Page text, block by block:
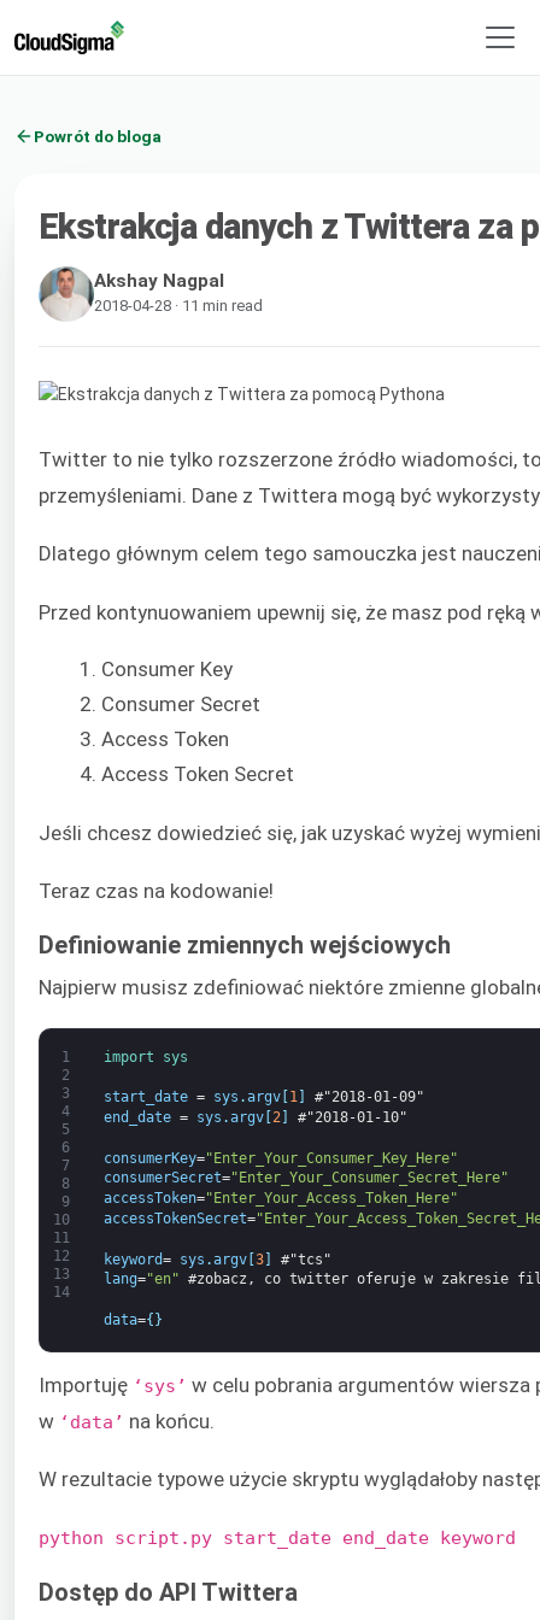
Powrót do bloga
Ekstrakcja danych z Twittera za
Akshay Nagpal
2018-04-28 · 11 min read
Twitter to nie tylko rozszerzone źródło wiadomości,
przemyśleniami. Dane z Twittera mogą być
Dlatego głównym celem tego samouczka jest
Przed kontynuowaniem upewnij się, że masz pod ręką
Consumer Key
Consumer Secret
Access Token
Access Token Secret
Jeśli chcesz dowiedzieć się, jak uzyskać wyżej
Teraz czas na kodowanie!
Definiowanie zmiennych wejściowych
Najpierw musisz zdefiniować niektóre zmienne
1
2
3
4
5
6
7
8
9
10
11
12
13
14
import sys
start_date = sys .argv[ 1]
#"2018-01-09"
end_date = sys .argv[ 2] #"2018-01-10"
consumerKey="Enter_Your_Consumer_Key_Here"
consumerSecret="Enter_Your_Consumer_Secret_Here"
accessToken="Enter_Your_Access_Token_Here"
accessTokenSecret=
keyword= sys .argv[3]
#"tcs"
lang="en" #zobacz, co twitter oferuje w zakresie
data={ }
Importuję ‘sys’ w celu pobrania argumentów wiersza
w ‘data’ na końcu.
W rezultacie typowe użycie skryptu wyglądałoby
python script.py start_date end_date keyword
Dostęp do API Twittera